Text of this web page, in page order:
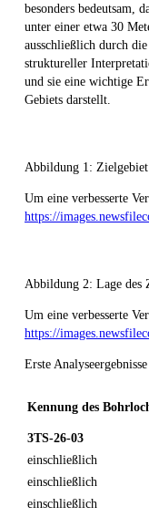
besonders bedeutsam,
unter einer etwa 30
ausschließlich durch
struktureller
und sie eine wichtige
Gebiets darstellt.
Abbildung 1: Zielgebiet
Um eine verbesserte
https://
Abbildung 2: Lage des
Um eine verbesserte
https://
Erste
Kennung des
3TS-26-03
einschließlich
einschließlich
einschließlich